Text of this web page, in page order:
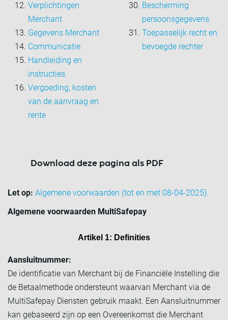
Verplichtingen
Merchant
Gegevens Merchant
Communicatie
Handleiding en
instructies
Vergoeding, kosten
van de aanvraag en
rente
Bescherming
persoonsgegevens
Toepasselijk recht en
bevoegde rechter
Download deze pagina als PDF
Let op: Algemene voorwaarden (tot en met 08-04-2025).
Algemene voorwaarden MultiSafepay
Artikel 1: Definities
Aansluitnummer:
De identificatie van Merchant bij de Financiële Instelling die
de Betaalmethode ondersteunt waarvan Merchant via de
MultiSafepay Diensten gebruik maakt. Een Aansluitnummer
kan gebaseerd zijn op een Overeenkomst die Merchant